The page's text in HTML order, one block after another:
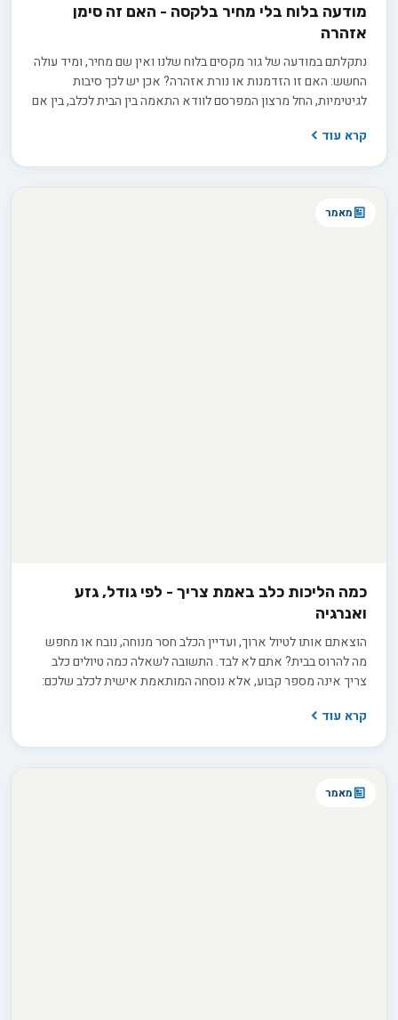
מודעה בלוח בלי מחיר בלקסה - האם זה סימן
אזהרה
נתקלתם במודעה של גור מקסים בלוח שלנו ואין שם מחיר, ומיד עולה
החשש: האם זו הזדמנות או נורת אזהרה? אכן יש לכך סיבות
לגיטימיות, החל מרצון המפרסם לוודא התאמה בין הבית לכלב, בין אם
בפועל השאלה היא לא רק כמה זה עולה, אלא כמה שקיפות
קרא עוד
מאמר
כמה הליכות כלב באמת צריך - לפי גודל, גזע
ואנרגיה
הוצאתם אותו לטיול ארוך, ועדיין הכלב חסר מנוחה, נובח או מחפש
מה להרוס בבית? אתם לא לבד. התשובה לשאלה כמה טיולים כלב
צריך אינה מספר קבוע, אלא נוסחה המותאמת אישית לכלב שלכם:
הפיזית. אז איך מחשבים את נוסחת הטיולים המדויקת לכלב שלכם,
קרא עוד
מאמר